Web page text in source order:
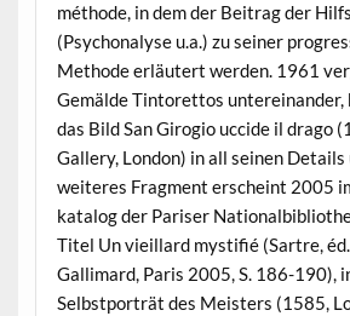
méthode, in dem der Beitrag der
(Psychonalyse u.a.) zu seiner
Methode erläutert werden. 1961
Gemälde Tintorettos untereinander,
das Bild San Girogio uccide il drago
Gallery, London) in all seinen
weiteres Fragment erscheint 2005
katalog der Pariser
Titel Un vieillard mystifié (Sartre,
Gallimard, Paris 2005, S. 186-190),
Selbstporträt des Meisters (1585,